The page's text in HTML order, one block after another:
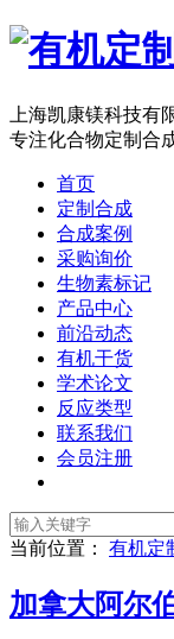
上海凯康镁科技有
专注化合物定制合
首页
定制合成
合成案例
采购询价
生物素标记
产品中心
前沿动态
有机干货
学术论文
反应类型
联系我们
会员注册
当前位置： 有机定
加拿大阿尔